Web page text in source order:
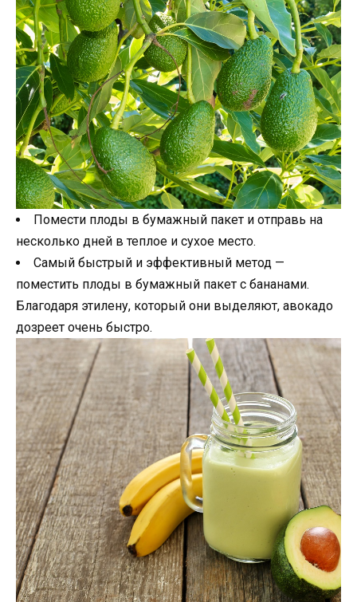
Помести плоды в бумажный пакет и отправь на
несколько дней в теплое и сухое место.
Самый быстрый и эффективный метод —
поместить плоды в бумажный пакет с бананами.
Благодаря этилену, который они выделяют, авокадо
дозреет очень быстро.